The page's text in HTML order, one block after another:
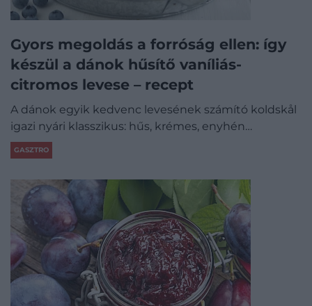
Gyors megoldás a forróság ellen: így
készül a dánok hűsítő vaníliás-
citromos levese – recept
A dánok egyik kedvenc levesének számító koldskål
igazi nyári klasszikus: hűs, krémes, enyhén…
GASZTRO